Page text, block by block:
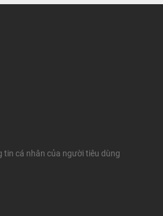
tin cá nhân của người tiêu dùng